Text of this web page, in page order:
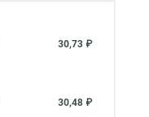
30,73 ₽
30,48 ₽